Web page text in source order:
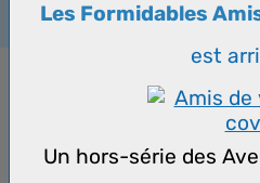
Gestion des
Les Formidables
est
Un hors-série des